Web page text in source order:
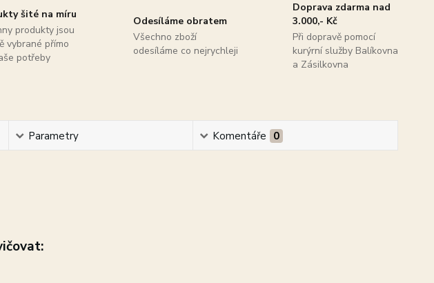
šité na míru
produkty jsou
vybrané přímo
potřeby
Odesíláme obratem
Všechno zboží
odesíláme co nejrychleji
Doprava zdarma nad
3.000,- Kč
Při dopravě pomocí
kurýrní služby Balíkovna
a Zásilkovna
Parametry Komentáře 0